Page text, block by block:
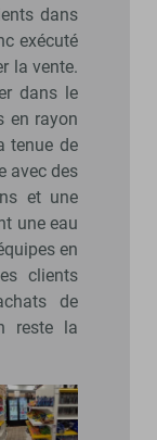
dans
exécuté
la vente.
dans le
en rayon
tenue de
avec des
et une
une eau
en
clients
de
reste la